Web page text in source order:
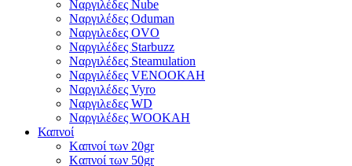
Ναργιλέδες Nube
Ναργιλέδες Oduman
Ναργιλεδες OVO
Ναργιλέδες Starbuzz
Ναργιλέδες Steamulation
Ναργιλέδες VENOOKAH
Ναργιλέδες Vyro
Ναργιλεδες WD
Ναργιλέδες WOOKAH
Καπνοί
Kαπνοί των 20gr
Kαπνοί των 50gr